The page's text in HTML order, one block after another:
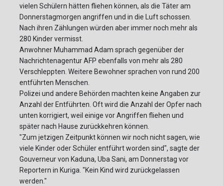
vielen Schülern hätten fliehen können, als die Täter am
Donnerstagmorgen angriffen und in die Luft schossen.
Nach ihren Zählungen würden aber immer noch mehr als
280 Kinder vermisst.
Anwohner Muhammad Adam sprach gegenüber der
Nachrichtenagentur AFP ebenfalls von mehr als 280
Verschleppten. Weitere Bewohner sprachen von rund 200
entführten Menschen.
Polizei und andere Behörden machten keine Angaben zur
Anzahl der Entführten. Oft wird die Anzahl der Opfer nach
unten korrigiert, weil einige vor Angriffen fliehen und
später nach Hause zurückkehren können.
"Zum jetzigen Zeitpunkt können wir noch nicht sagen, wie
viele Kinder oder Schüler entführt worden sind", sagte der
Gouverneur von Kaduna, Uba Sani, am Donnerstag vor
Reportern in Kuriga. "Kein Kind wird zurückgelassen
werden."